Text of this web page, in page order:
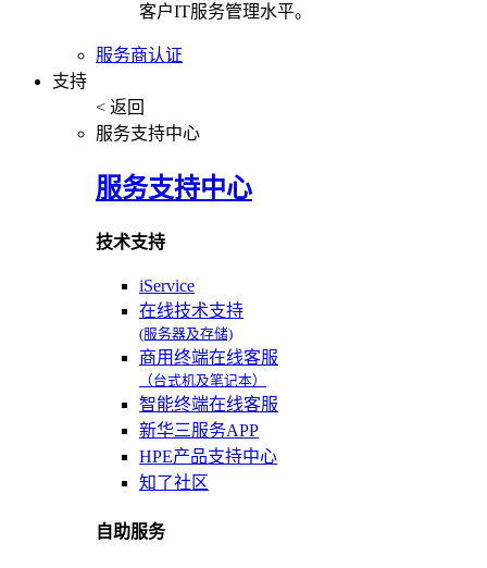
客户IT服务管理水平。
服务商认证
支持
< 返回
服务支持中心
服务支持中心
技术支持
iService
在线技术支持
(服务器及存储)
商用终端在线客服
（台式机及笔记本）
智能终端在线客服
新华三服务APP
HPE产品支持中心
知了社区
自助服务